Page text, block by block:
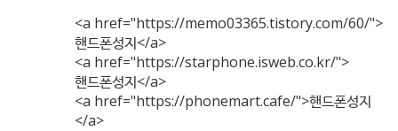
<a href="https://memo03365.tistory.com/60/">
핸드폰성지</a>
<a href="https://starphone.isweb.co.kr/">
핸드폰성지</a>
<a href="https://phonemart.cafe/">핸드폰성지
</a>